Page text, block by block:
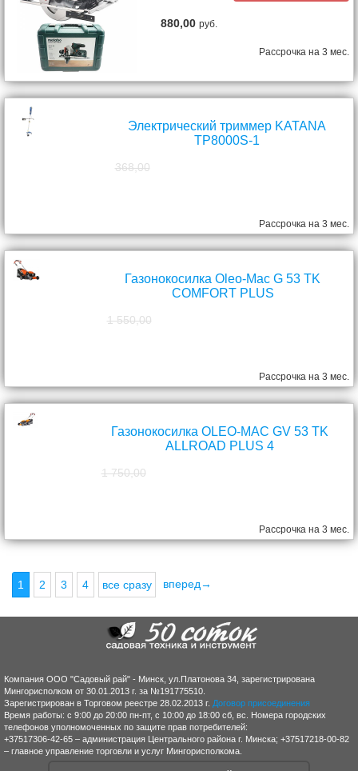
880,00руб.
Рассрочка на 3 мес.
Электрический триммер KATANA
TP8000S-1
368,00
Рассрочка на 3 мес.
Газонокосилка Oleo-Mac G 53 TK
COMFORT PLUS
1 550,00
Рассрочка на 3 мес.
Газонокосилка OLEO-MAC GV 53 TK
ALLROAD PLUS 4
1 750,00
Рассрочка на 3 мес.
1 2 3 4 все сразу вперед→
Компания ООО "Садовый рай" - Минск, ул.Платонова 34, зарегистрирована
Мингорисполком от 30.01.2013 г. за №191775510.
Зарегистрирован в Торговом реестре 28.02.2013 г. Договор присоединения
Время работы: с 9:00 до 20:00 пн-пт, с 10:00 до 18:00 сб, вс. Номера городских
телефонов уполномоченных по защите прав потребителей:
+37517306-42-65 – администрация Центрального района г. Минска; +37517218-00-82
– главное управление торговли и услуг Мингорисполкома.